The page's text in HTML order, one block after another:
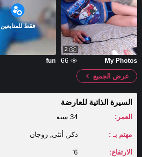
2
My Photos
66
فقط للمتابعين
fun
عرض الجميع
السيرة الذاتية للعارضة
العمر: 34 سنة
مهتم بـ : ذكر, أنثى, زوجان
الارتفاع: 6'